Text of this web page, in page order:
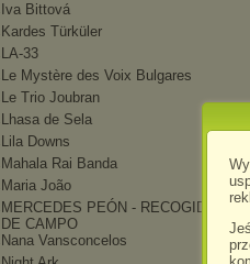
Iva Bittová
Kardes Türküler
LA-33
Le Mystère des Voix Bulgares
Le Trio Joubran
Lhasa de Sela
Lila Downs
Mahala Rai Banda
Maria João
MERCEDES PEÓN - RECOGIDAS
DE CAMPO
Nana Vansconcelos